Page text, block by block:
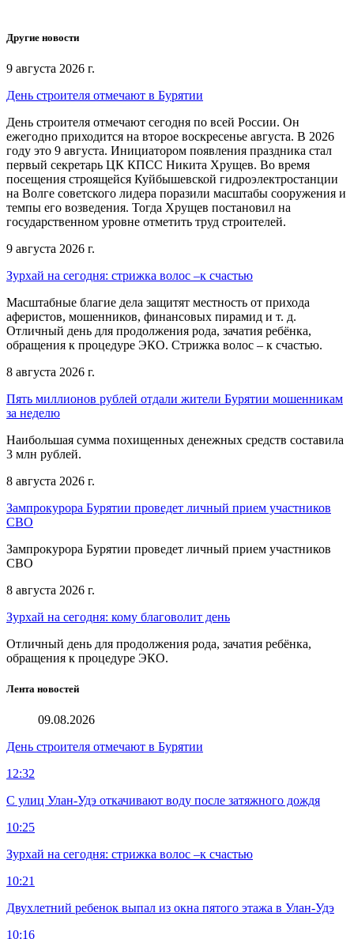
Другие новости
9 августа 2026 г.
День строителя отмечают в Бурятии
День строителя отмечают сегодня по всей России. Он
ежегодно приходится на второе воскресенье августа. В 2026
году это 9 августа. Инициатором появления праздника стал
первый секретарь ЦК КПСС Никита Хрущев. Во время
посещения строящейся Куйбышевской гидроэлектростанции
на Волге советского лидера поразили масштабы сооружения и
темпы его возведения. Тогда Хрущев постановил на
государственном уровне отметить труд строителей.
9 августа 2026 г.
Зурхай на сегодня: стрижка волос –к счастью
Масштабные благие дела защитят местность от прихода
аферистов, мошенников, финансовых пирамид и т. д.
Отличный день для продолжения рода, зачатия ребёнка,
обращения к процедуре ЭКО. Стрижка волос – к счастью.
8 августа 2026 г.
Пять миллионов рублей отдали жители Бурятии мошенникам
за неделю
Наибольшая сумма похищенных денежных средств составила
3 млн рублей.
8 августа 2026 г.
Зампрокурора Бурятии проведет личный прием участников
СВО
Зампрокурора Бурятии проведет личный прием участников
СВО
8 августа 2026 г.
Зурхай на сегодня: кому благоволит день
Отличный день для продолжения рода, зачатия ребёнка,
обращения к процедуре ЭКО.
Лента новостей
09.08.2026
День строителя отмечают в Бурятии
12:32
С улиц Улан-Удэ откачивают воду после затяжного дождя
10:25
Зурхай на сегодня: стрижка волос –к счастью
10:21
Двухлетний ребенок выпал из окна пятого этажа в Улан-Удэ
10:16